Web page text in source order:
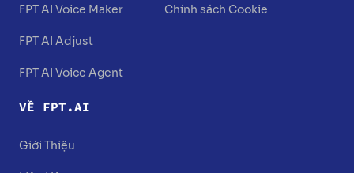
FPT AI Voice Maker
FPT AI Adjust
FPT AI Voice Agent
VỀ FPT.AI
Giới Thiệu
Chính sách Cookie